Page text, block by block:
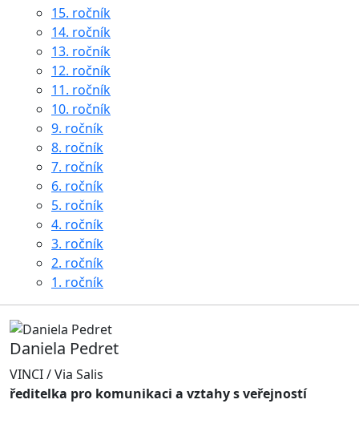
15. ročník
14. ročník
13. ročník
12. ročník
11. ročník
10. ročník
9. ročník
8. ročník
7. ročník
6. ročník
5. ročník
4. ročník
3. ročník
2. ročník
1. ročník
Daniela Pedret
VINCI / Via Salis
ředitelka pro komunikaci a vztahy s veřejností